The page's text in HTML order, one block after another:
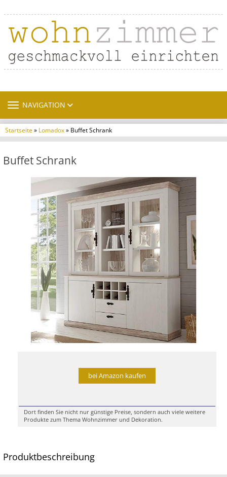
TOGGLE NAVIGATION
NAVIGATION
Startseite» Lomadox» Buffet Schrank
Buffet Schrank
bei Amazon kaufen
Dort finden Sie nicht nur günstige Preise, sondern auch viele weitere
Produkte zum Thema Wohnzimmer und Dekoration.
Produktbeschreibung